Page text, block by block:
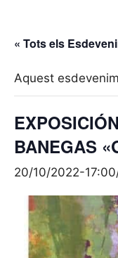
« Tots els
Aquest
BANEGAS
20/10/2022-17:00